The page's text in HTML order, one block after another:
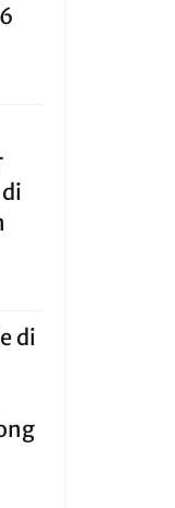
di